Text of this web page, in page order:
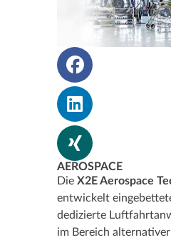
AEROSPACE
Die X2E Aerospace
entwickelt
dedizierte
im Bereich